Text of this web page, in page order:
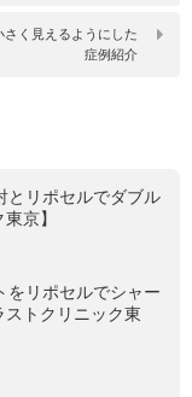
く見えるようにした
症例紹介
とリポセルでダブル
京】
をリポセルでシャー
トクリニック東